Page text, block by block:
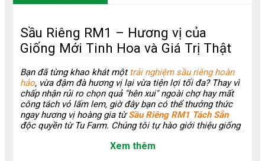
Sầu Riêng RM1 – Hương vị của
Giống Mới Tinh Hoa và Giá Trị Thật
Bạn đã từng khao khát một trải nghiệm sầu riêng hoàn
hảo, vừa đậm đà hương vị lại vừa tiện lợi tối đa? Thay vì
chấp nhận rủi ro chọn quả "hên xui" ngoài chợ hay mất
công tách vỏ lấm lem, giờ đây bạn có thể thưởng thức
ngay hương vị hoàng gia từSầu Riêng RM1 Tách Sẵn
độc quyền từ Tu Farm. Chúng tôi tự hào giới thiệu giống
hợp giữa chất lượng vượt trội của giống mới và sự tiện
Xem thêm